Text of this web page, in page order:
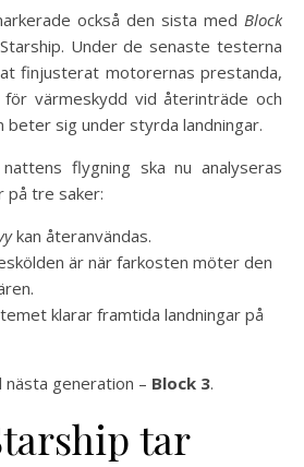
också den sista med Block
Under de senaste testerna
finjusterat motorernas prestanda,
värmeskydd vid återinträde och
beter sig under styrda landningar.
flygning ska nu analyseras
på tre saker:
kan återanvändas.
är när farkosten möter den
klarar framtida landningar på
generation – Block 3.
tar